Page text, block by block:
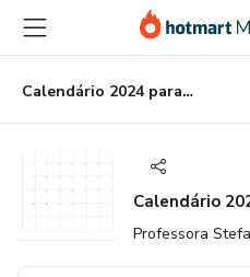
para
conteúdo
principal
para
pagamento
para
rodapé
Calendário 2024 para colorir
Calendário
Professora